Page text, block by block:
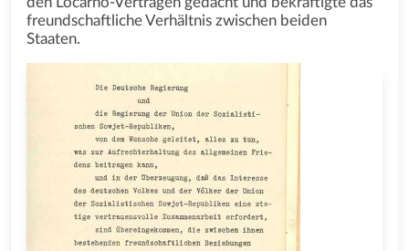
freundschaftliche Verhältnis zwischen beiden
Staaten.